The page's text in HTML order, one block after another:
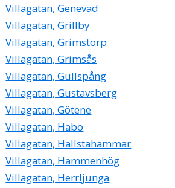
Villagatan, Genevad
Villagatan, Grillby
Villagatan, Grimstorp
Villagatan, Grimsås
Villagatan, Gullspång
Villagatan, Gustavsberg
Villagatan, Götene
Villagatan, Habo
Villagatan, Hallstahammar
Villagatan, Hammenhög
Villagatan, Herrljunga